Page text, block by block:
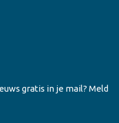
gratis in je mail? Meld